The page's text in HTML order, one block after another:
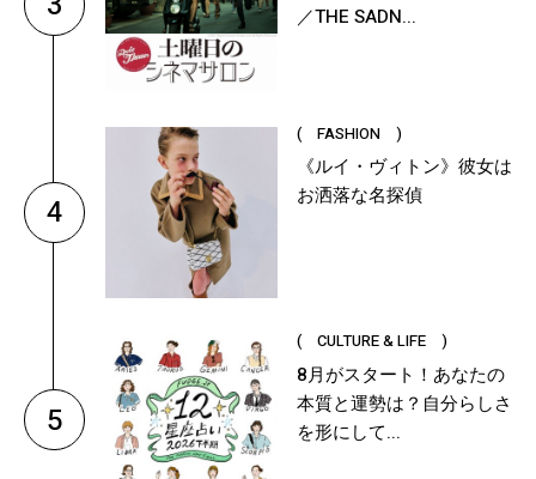
／THE SADN...
4
( FASHION )
《ルイ・ヴィトン》彼女は
お洒落な名探偵
5
( CULTURE & LIFE )
8月がスタート！あなたの
本質と運勢は？自分らしさ
を形にして...